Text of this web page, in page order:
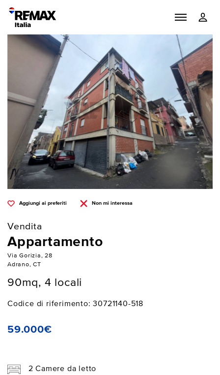
Aggiungi ai preferiti Non mi interessa
Vendita
Appartamento
Via Gorizia, 28
Adrano, CT
90mq, 4 locali
Codice di riferimento: 30721140-518
59.000€
2 Camere da letto